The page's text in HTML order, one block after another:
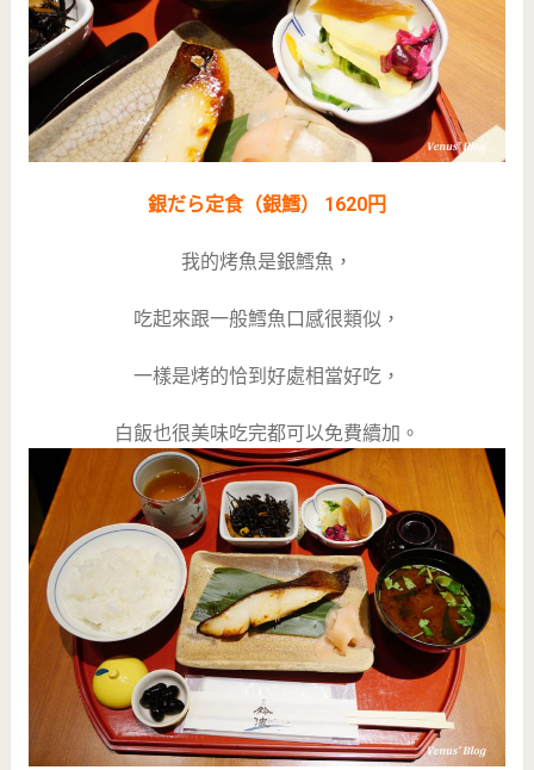
銀だら定食（銀鱈） 1620円
我的烤魚是銀鱈魚，
吃起來跟一般鱈魚口感很類似，
一樣是烤的恰到好處相當好吃，
白飯也很美味吃完都可以免費續加。